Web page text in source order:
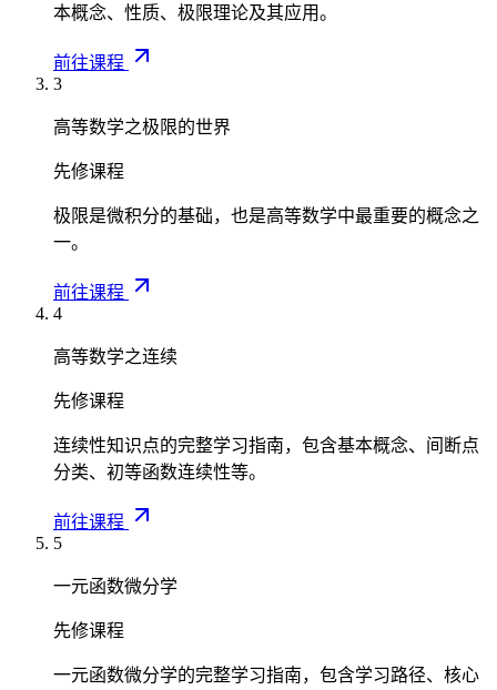
本概念、性质、极限理论及其应用。
前往课程
3
高等数学之极限的世界
先修课程
极限是微积分的基础，也是高等数学中最重要的概念之
一。
前往课程
4
高等数学之连续
先修课程
连续性知识点的完整学习指南，包含基本概念、间断点
分类、初等函数连续性等。
前往课程
5
一元函数微分学
先修课程
一元函数微分学的完整学习指南，包含学习路径、核心